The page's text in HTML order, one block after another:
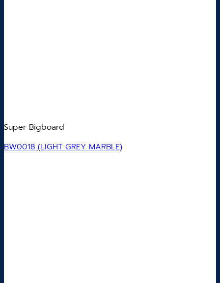
Super Bigboard
BW0018 (LIGHT GREY MARBLE)